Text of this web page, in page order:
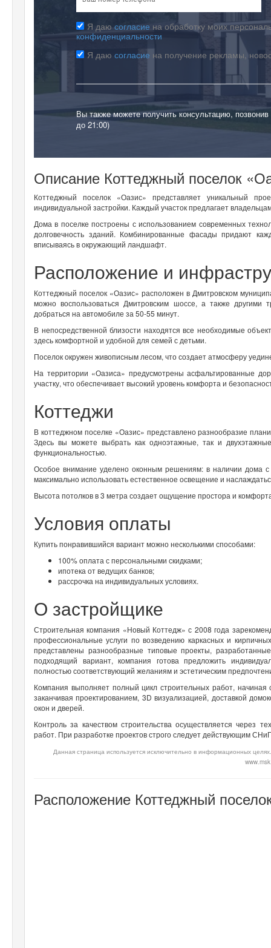
Я даю согласие на обработку моих
конфиденциальности
Я даю согласие на получение рекламы,
Вы также можете получить консультацию,
до 21:00)
Описание Коттеджный поселок
Коттеджный поселок «Оазис» представляет уникальный
индивидуальной застройки. Каждый участок предлагает
Дома в поселке построены с использованием современных
долговечность зданий. Комбинированные фасады придают
вписываясь в окружающий ландшафт.
Расположение и
Коттеджный поселок «Оазис» расположен в Дмитровском
можно воспользоваться Дмитровским шоссе, а также
добраться на автомобиле за 50-55 минут.
В непосредственной близости находятся все необходимые
здесь комфортной и удобной для семей с детьми.
Поселок окружен живописным лесом, что создает атмосферу
На территории «Оазиса» предусмотрены асфальтированные
участку, что обеспечивает высокий уровень комфорта и
Коттеджи
В коттеджном поселке «Оазис» представлено разнообразие
Здесь вы можете выбрать как одноэтажные, так и
функциональностью.
Особое внимание уделено оконным решениям: в наличии дома
максимально использовать естественное освещение и
Высота потолков в 3 метра создает ощущение простора и
Условия оплаты
Купить понравившийся вариант можно несколькими способами:
100% оплата с персональными скидками;
ипотека от ведущих банков;
рассрочка на индивидуальных условиях.
О застройщике
Строительная компания «Новый Коттедж» с 2008 года
профессиональные услуги по возведению каркасных и
представлены разнообразные типовые проекты,
подходящий вариант, компания готова предложить
полностью соответствующий желаниям и эстетическим
Компания выполняет полный цикл строительных работ, начиная
заканчивая проектированием, 3D визуализацией, доставкой
окон и дверей.
Контроль за качеством строительства осуществляется через
работ. При разработке проектов строго следует действующим
Данная страница используется исключительно в информационных
Расположение Коттеджный